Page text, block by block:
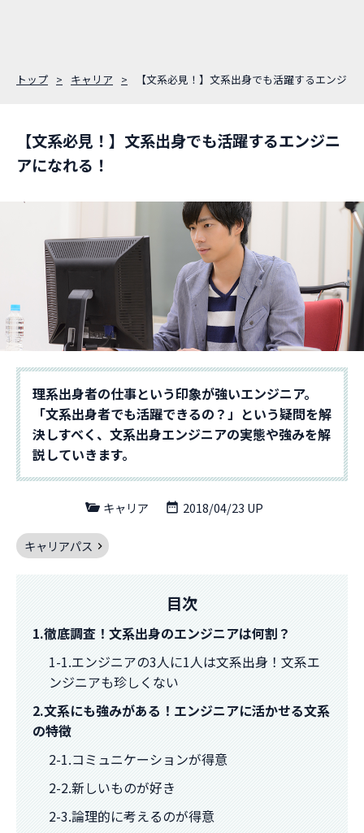
トップ キャリア 【文系必見！】文系出身でも活躍するエンジニ
【文系必見！】文系出身でも活躍するエンジニ
アになれる！
理系出身者の仕事という印象が強いエンジニア。
「文系出身者でも活躍できるの？」という疑問を解
決しすべく、文系出身エンジニアの実態や強みを解
説していきます。
キャリア 2018/04/23 UP
キャリアパス
目次
1.徹底調査！文系出身のエンジニアは何割？
1-1.エンジニアの3人に1人は文系出身！文系エ
ンジニアも珍しくない
2.文系にも強みがある！エンジニアに活かせる文系
の特徴
2-1.コミュニケーションが得意
2-2.新しいものが好き
2-3.論理的に考えるのが得意